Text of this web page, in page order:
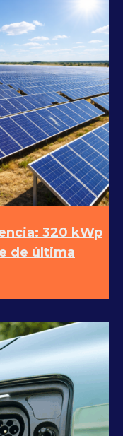
320 kWp
de última